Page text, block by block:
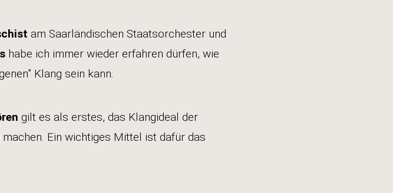
am Saarländischen Staatsorchester und
habe ich immer wieder erfahren dürfen, wie
Klang sein kann.
gilt es als erstes, das Klangideal der
Ein wichtiges Mittel ist dafür das